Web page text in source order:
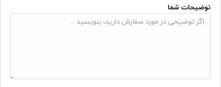
توضیحات شما